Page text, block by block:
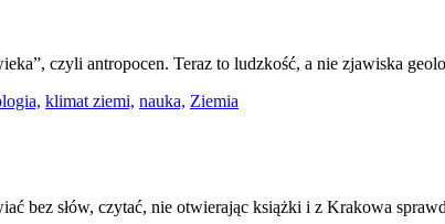
czyli antropocen. Teraz to ludzkość, a nie zjawiska
klimat ziemi, nauka, Ziemia
bez słów, czytać, nie otwierając książki i z Krakowa